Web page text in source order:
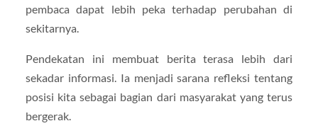
pembaca dapat lebih peka terhadap perubahan di
sekitarnya.
Pendekatan ini membuat berita terasa lebih dari
sekadar informasi. Ia menjadi sarana refleksi tentang
posisi kita sebagai bagian dari masyarakat yang terus
bergerak.